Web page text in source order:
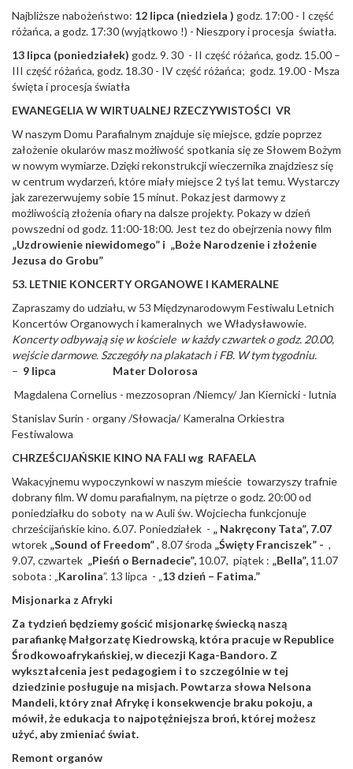
Najbliższe nabożeństwo: 12 lipca (niedziela ) godz. 17:00 - I część
różańca, a godz. 17:30 (wyjątkowo !) - Nieszpory i procesja światła.
13 lipca (poniedziałek) godz. 9. 30 - II część różańca, godz. 15.00 –
III część różańca, godz. 18.30 - IV część różańca; godz. 19.00 - Msza
święta i procesja światła
EWANEGELIA W WIRTUALNEJ RZECZYWISTOŚCI VR
W naszym Domu Parafialnym znajduje się miejsce, gdzie poprzez
założenie okularów masz możliwość spotkania się ze Słowem Bożym
w nowym wymiarze. Dzięki rekonstrukcji wieczernika znajdziesz się
w centrum wydarzeń, które miały miejsce 2 tyś lat temu. Wystarczy
jak zarezerwujemy sobie 15 minut. Pokaz jest darmowy z
możliwością złożenia ofiary na dalsze projekty. Pokazy w dzień
powszedni od godz. 11:00-18:00. Jest tez do obejrzenia nowy film
„Uzdrowienie niewidomego” i „Boże Narodzenie i złożenie
Jezusa do Grobu”
53. LETNIE KONCERTY ORGANOWE I KAMERALNE
Zapraszamy do udziału, w 53 Międzynarodowym Festiwalu Letnich
Koncertów Organowych i kameralnych we Władysławowie.
Koncerty odbywają się w kościele w każdy czwartek o godz. 20.00,
wejście darmowe. Szczegóły na plakatach i FB. W tym tygodniu.
– 9 lipca Mater Dolorosa
Magdalena Cornelius - mezzosopran /Niemcy/ Jan Kiernicki - lutnia
Stanislav Surin - organy /Słowacja/ Kameralna Orkiestra
Festiwalowa
CHRZEŚCIJAŃSKIE KINO NA FALI wg RAFAELA
Wakacyjnemu wypoczynkowi w naszym mieście towarzyszy trafnie
dobrany film. W domu parafialnym, na piętrze o godz. 20:00 od
poniedziałku do soboty na w Auli św. Wojciecha funkcjonuje
chrześcijańskie kino. 6.07. Poniedziałek - „ Nakręcony Tata”, 7.07
wtorek „Sound of Freedom”, 8.07 środa „Święty Franciszek” - ,
9.07, czwartek „Pieśń o Bernadecie”, 10.07, piątek : „Bella”, 11.07
sobota : „Karolina”. 13 lipca - „13 dzień – Fatima.”
Misjonarka z Afryki
Za tydzień będziemy gościć misjonarkę świecką naszą
parafiankę Małgorzatę Kiedrowską, która pracuje w Republice
Środkowoafrykańskiej, w diecezji Kaga-Bandoro. Z
wykształcenia jest pedagogiem i to szczególnie w tej
dziedzinie posługuje na misjach. Powtarza słowa Nelsona
Mandeli, który znał Afrykę i konsekwencje braku pokoju, a
mówił, że edukacja to najpotężniejsza broń, której możesz
użyć, aby zmieniać świat.
Remont organów